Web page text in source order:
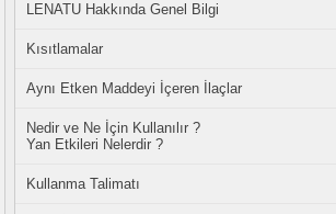
LENATU Hakkında Genel Bilgi
Kısıtlamalar
Aynı Etken Maddeyi İçeren İlaçlar
Nedir ve Ne İçin Kullanılır ?
Yan Etkileri Nelerdir ?
Kullanma Talimatı